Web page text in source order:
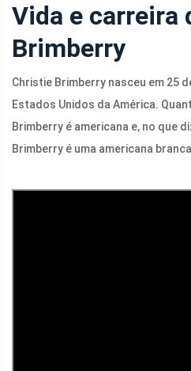
Vida e carreira
Brimberry
Christie Brimberry nasceu em 25
Estados Unidos da América.
Brimberry é americana e, no que
Brimberry é uma americana